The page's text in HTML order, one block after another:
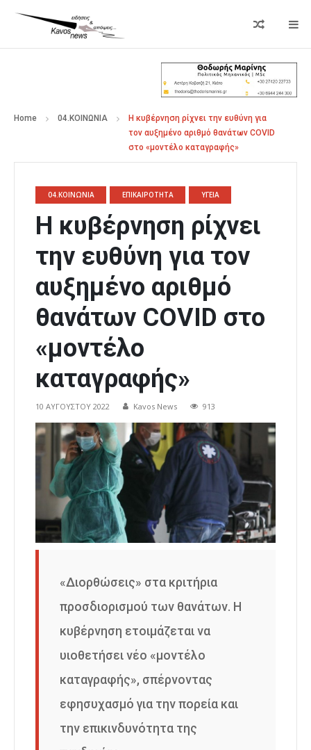
Home 04.ΚΟΙΝΩΝΙΑ
Η κυβέρνηση ρίχνει την ευθύνη για
τον αυξημένο αριθμό θανάτων COVID
στο «μοντέλο καταγραφής»
04.ΚΟΙΝΩΝΙΑ ΕΠΙΚΑΙΡΟΤΗΤΑ ΥΓΕΙΑ
Η κυβέρνηση ρίχνει
την ευθύνη για τον
αυξημένο αριθμό
θανάτων COVID στο
«μοντέλο
καταγραφής»
10 ΑΥΓΟΎΣΤΟΥ 2022 Kavos News 913
«Διορθώσεις» στα κριτήρια
προσδιορισμού των θανάτων. Η
κυβέρνηση ετοιμάζεται να
υιοθετήσει νέο «μοντέλο
καταγραφής», σπέρνοντας
εφησυχασμό για την πορεία και
την επικινδυνότητα της